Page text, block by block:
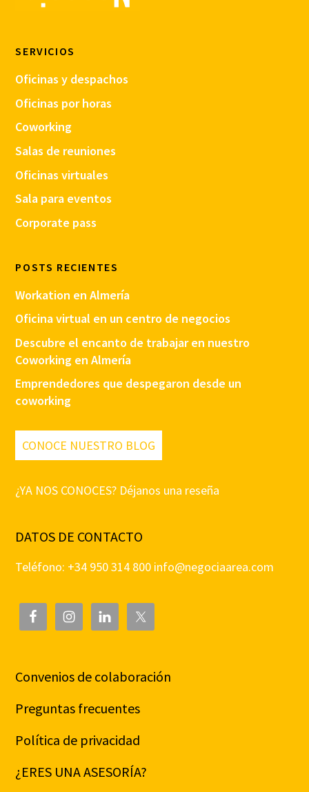
SERVICIOS
Oficinas y despachos
Oficinas por horas
Coworking
Salas de reuniones
Oficinas virtuales
Sala para eventos
Corporate pass
POSTS RECIENTES
Workation en Almería
Oficina virtual en un centro de negocios
Descubre el encanto de trabajar en nuestro
Coworking en Almería
Emprendedores que despegaron desde un
coworking
CONOCE NUESTRO BLOG
¿YA NOS CONOCES? Déjanos una reseña
DATOS DE CONTACTO
Teléfono: +34 950 314 800 info@negociaarea.com
Convenios de colaboración
Preguntas frecuentes
Política de privacidad
¿ERES UNA ASESORÍA?